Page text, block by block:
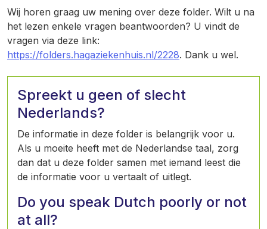
Wij horen graag uw mening over deze folder. Wilt u na
het lezen enkele vragen beantwoorden? U vindt de
vragen via deze link:
https://folders.hagaziekenhuis.nl/2228. Dank u wel.
Spreekt u geen of slecht
Nederlands?
De informatie in deze folder is belangrijk voor u.
Als u moeite heeft met de Nederlandse taal, zorg
dan dat u deze folder samen met iemand leest die
de informatie voor u vertaalt of uitlegt.
Do you speak Dutch poorly or not
at all?